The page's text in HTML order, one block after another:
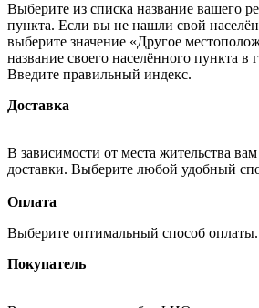
Выберите из списка название вашего
пункта. Если вы не нашли свой
выберите значение «Другое
название своего населённого пункта в
Введите правильный индекс.
Доставка
В зависимости от места жительства
доставки. Выберите любой удобный
Оплата
Выберите оптимальный способ оплаты.
Покупатель